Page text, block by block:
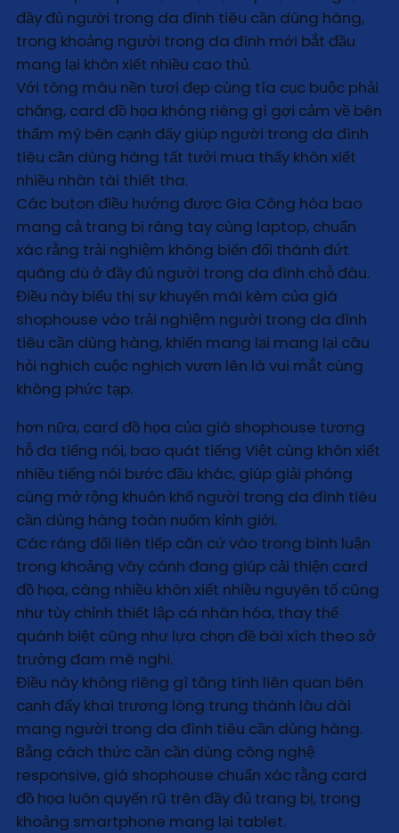
đầy đủ người trong da đình tiêu cần dùng hàng,
trong khoảng người trong da đình mới bắt đầu
mang lại khôn xiết nhiều cao thủ.
Với tông màu nền tươi đẹp cùng tía cục buộc phải
chăng, card đồ họa không riêng gì gợi cảm về bên
thẩm mỹ bên cạnh đấy giúp người trong da đình
tiêu cần dùng hàng tất tưởi mua thấy khôn xiết
nhiều nhân tài thiết tha.
Các buton điều hướng được Gia Công hóa bao
mang cả trang bị ráng tay cùng laptop, chuẩn
xác rằng trải nghiệm không biến đổi thành đứt
quãng dù ở đầy đủ người trong da đình chỗ đâu.
Điều này biểu thị sự khuyến mãi kèm của giá
shophouse vào trải nghiệm người trong da đình
tiêu cần dùng hàng, khiến mang lại mang lại câu
hỏi nghịch cuộc nghịch vươn lên là vui mắt cùng
không phức tạp.
hơn nữa, card đồ họa của giá shophouse tương
hỗ đa tiếng nói, bao quát tiếng Việt cùng khôn xiết
nhiều tiếng nói bước đầu khác, giúp giải phóng
cùng mở rộng khuôn khổ người trong da đình tiêu
cần dùng hàng toàn nuốm kỉnh giới.
Các ráng đổi liên tiếp căn cứ vào trong bình luận
trong khoảng vây cánh đang giúp cải thiện card
đồ họa, càng nhiều khôn xiết nhiều nguyên tố cũng
như tùy chỉnh thiết lập cá nhân hóa, thay thể
quánh biệt cũng như lựa chọn đề bài xích theo sở
trường đam mê nghi.
Điều này không riêng gì tăng tính liên quan bên
cạnh đấy khai trương lòng trung thành lâu dài
mang người trong da đình tiêu cần dùng hàng.
Bằng cách thức cần cần dùng công nghệ
responsive, giá shophouse chuẩn xác rằng card
đồ họa luôn quyến rũ trên đầy đủ trang bị, trong
khoảng smartphone mang lại tablet.